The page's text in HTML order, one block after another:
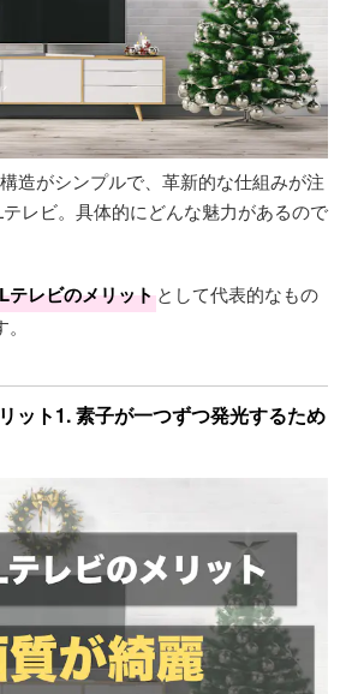
造がシンプルで、革新的な仕組みが注
レビ。具体的にどんな魅力があるので
テレビのメリットとして代表的なもの
ット1. 素子が一つずつ発光するため